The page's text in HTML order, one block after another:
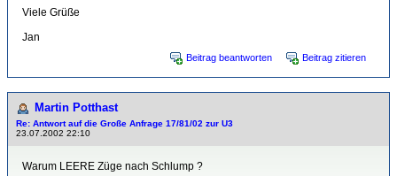
Viele Grüße
Jan
Beitrag beantworten Beitrag zitieren
Martin Potthast
Re: Antwort auf die Große Anfrage 17/81/02 zur U3
23.07.2002 22:10
Warum LEERE Züge nach Schlump ?